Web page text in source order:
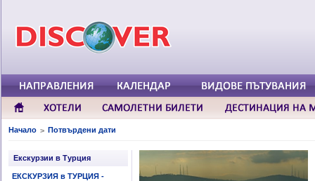
Начало > Потвърдени дати
Екскурзии в Турция
ЕКСКУРЗИЯ в ТУРЦИЯ -